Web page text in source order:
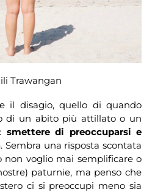
Trawangan
il disagio, quello di quando
di un abito più attillato o un
smettere di preoccuparsi e
. Sembra una risposta scontata
non voglio mai semplificare o
paturnie, ma penso che
ci si preoccupi meno sia